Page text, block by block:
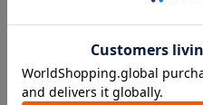
【PICKUP！】春のシューズ